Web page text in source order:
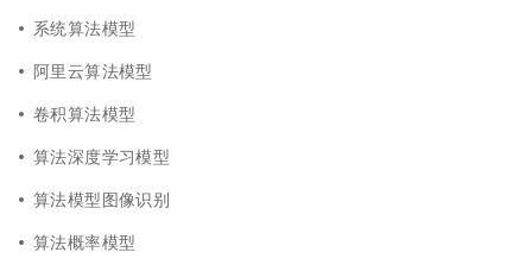
系统算法模型
阿里云算法模型
卷积算法模型
算法深度学习模型
算法模型图像识别
算法概率模型